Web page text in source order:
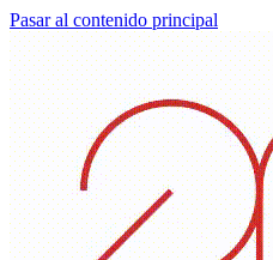
Pasar al contenido principal